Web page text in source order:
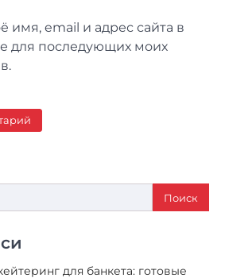
имя, email и адрес сайта в
для последующих моих
для банкета: готовые